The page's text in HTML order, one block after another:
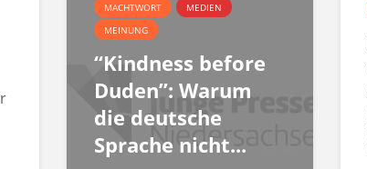
MACHTWORT
MEDIEN
MEINUNG
“Kindness before
Duden”: Warum
die deutsche
Sprache nicht...